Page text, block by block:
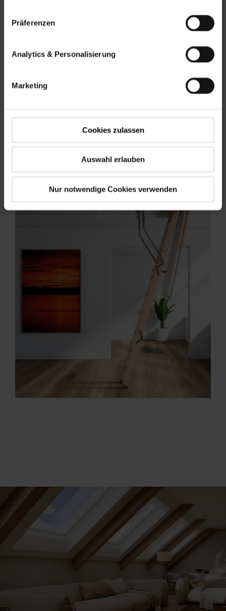
Präferenzen
Analytics & Personalisierung
Marketing
Cookies zulassen
Auswahl erlauben
Nur notwendige Cookies verwenden
Perfektion in handwerklicher Qualität
Maximale Langlebigkeit und Stabilität